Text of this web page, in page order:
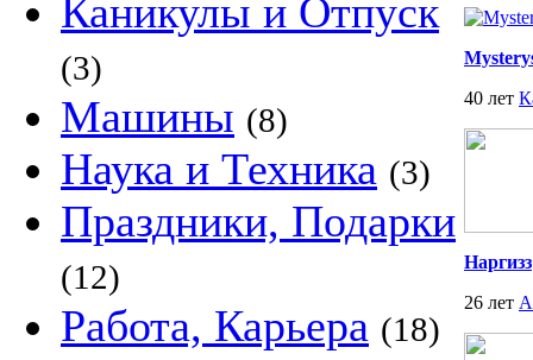
Каникулы и Отпуск
(3)
Машины (8)
Наука и Техника (3)
Праздники, Подарки
(12)
Работа, Карьера (18)
40 лет
Наргизз
26 лет